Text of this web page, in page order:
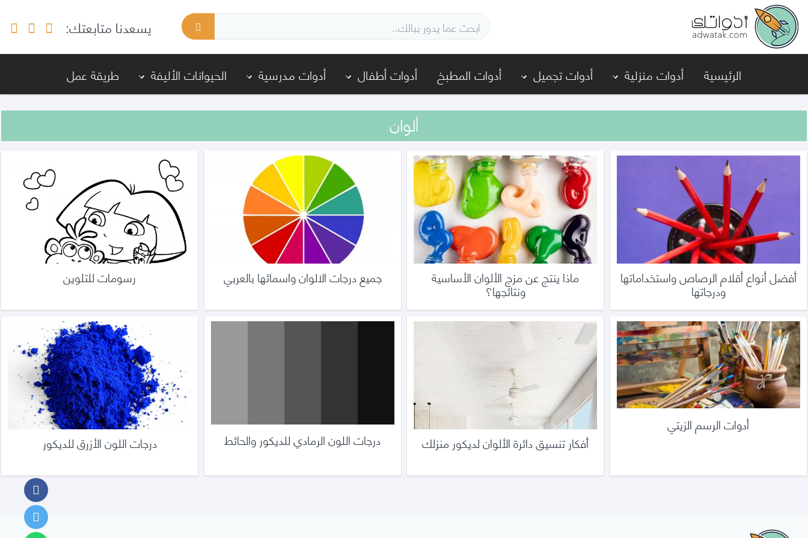
يسعدنا متابعتك:
الرئيسية أدوات منزلية أدوات تجميل أدوات المطبخ أدوات أطفال أدوات مدرسية الحيوانات الأليفة طريقة عمل
ألوان
أفضل أنواع أقلام الرصاص واستخداماتها
ودرجاتها
ماذا ينتج عن مزج الألوان الأساسية
ونتائجها؟
جميع درجات الالوان واسمائها بالعربي رسومات للتلوين
أدوات الرسم الزيتي
أفكار تنسيق دائرة الألوان لديكور منزلك
درجات اللون الرمادي للديكور والحائط درجات اللون الأزرق للديكور